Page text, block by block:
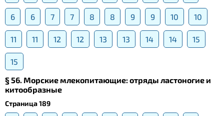
6 6 7 7 8 8 9 9 10 10
11 11 12 12 13 13 14 14 15
15
§ 56. Морские млекопитающие: отряды ластоногие и
китообразные
Страница 189